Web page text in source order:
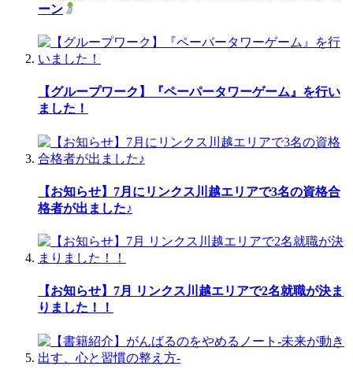
ーン
【グループワーク】『ペーパータワーゲーム』を行い
ました！
【お知らせ】7月にリンクス川越エリアで3名の資格合
格者が出ました♪
【お知らせ】7月 リンクス川越エリアで2名就職が決ま
りました！！